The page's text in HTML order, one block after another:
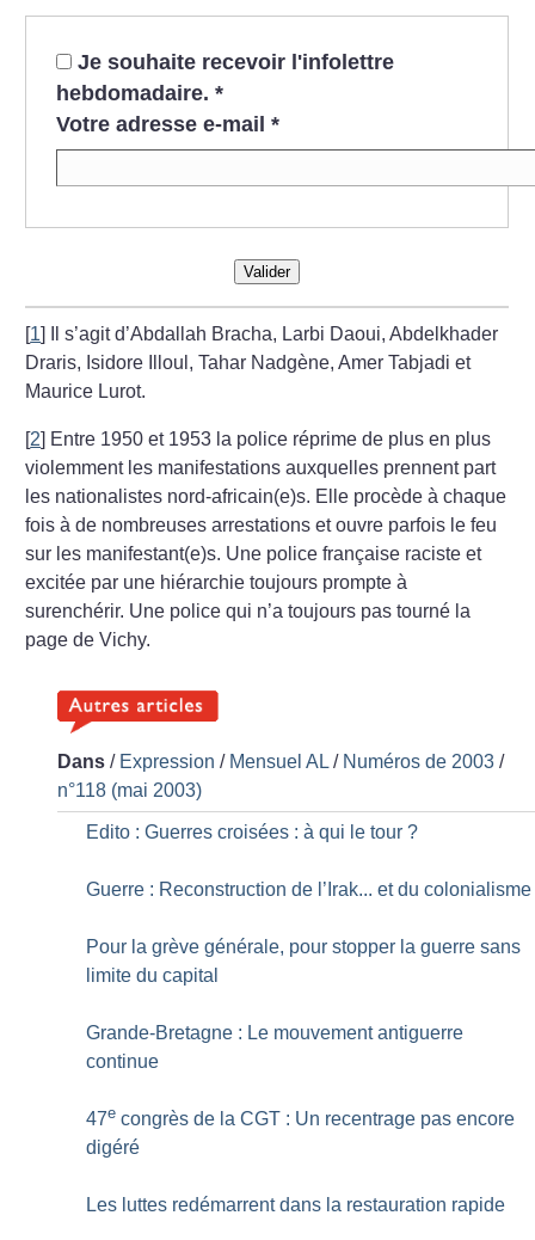
Je souhaite recevoir l'infolettre
hebdomadaire. *
Votre adresse e-mail *
Valider
[1]
Il s’agit d’Abdallah Bracha, Larbi Daoui, Abdelkhader
Draris, Isidore Illoul, Tahar Nadgène, Amer Tabjadi et
Maurice Lurot.
[2] Entre 1950 et 1953 la police réprime de plus en plus
violemment les manifestations auxquelles prennent part
les nationalistes nord-africain(e)s. Elle procède à chaque
fois à de nombreuses arrestations et ouvre parfois le feu
sur les manifestant(e)s. Une police française raciste et
excitée par une hiérarchie toujours prompte à
surenchérir. Une police qui n’a toujours pas tourné la
page de Vichy.
Dans / Expression / Mensuel AL / Numéros de 2003 /
n°118 (mai 2003)
Edito : Guerres croisées : à qui le tour ?
Guerre : Reconstruction de l’Irak... et du colonialisme
Pour la grève générale, pour stopper la guerre sans
limite du capital
Grande-Bretagne : Le mouvement antiguerre
continue
47e congrès de la CGT : Un recentrage pas encore
digéré
Les luttes redémarrent dans la restauration rapide